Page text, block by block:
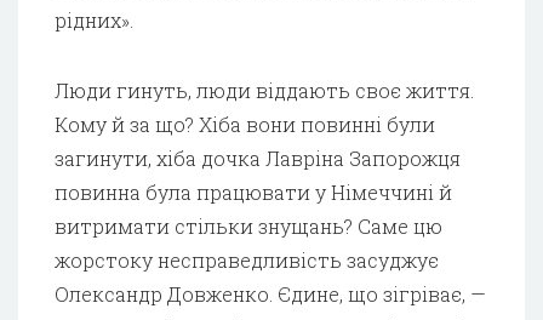
рідних».
Люди гинуть, люди віддають своє життя.
Кому й за що? Хіба вони повинні були
загинути, хіба дочка Лавріна Запорожця
повинна була працювати у Німеччині й
витримати стільки знущань? Саме цю
жорстоку несправедливість засуджує
Олександр Довженко. Єдине, що зігріває, —